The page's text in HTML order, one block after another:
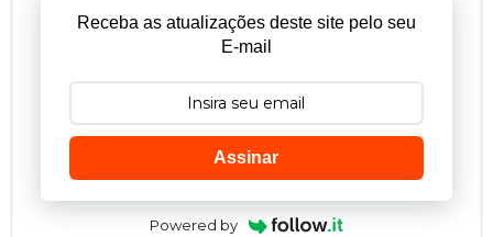
Receba as atualizações deste site pelo seu
E-mail
Assinar
Powered by